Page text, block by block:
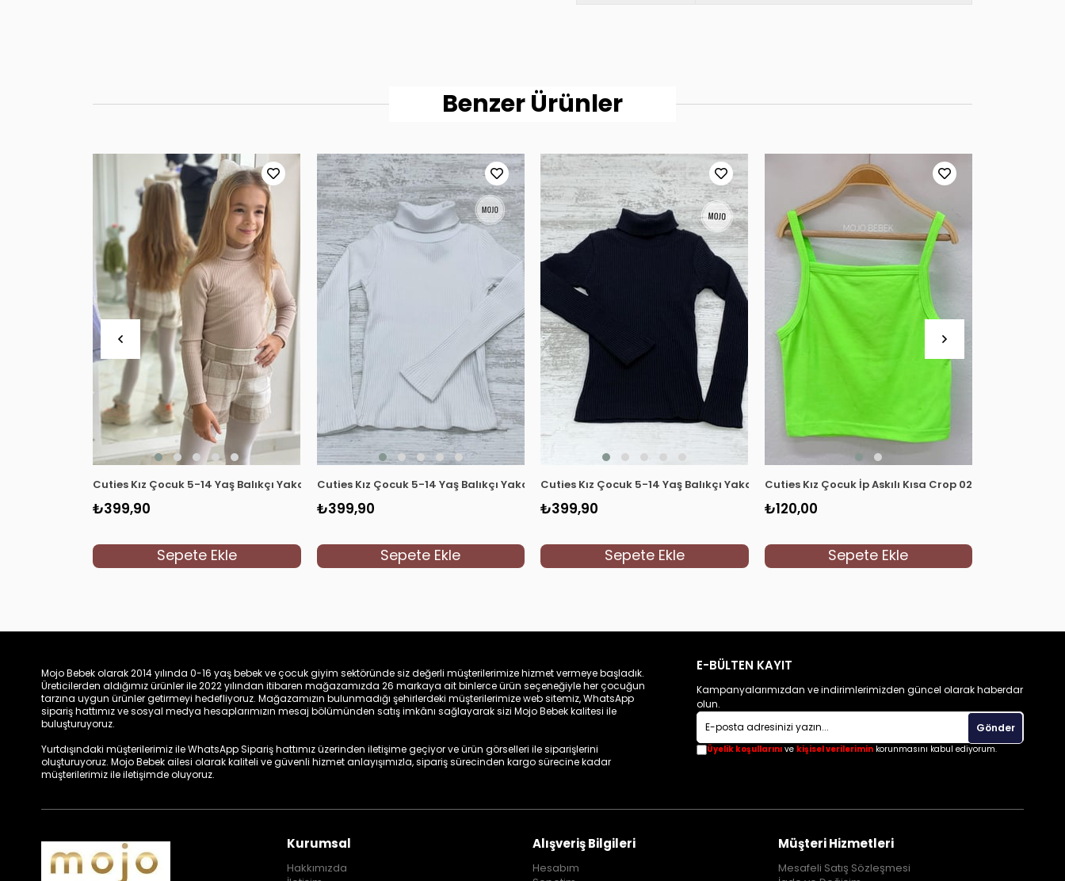
Benzer Ürünler
Cuties Kız Çocuk 5-14 Yaş Balıkçı Yaka Kaşkorse Body 3098 Taş Rengi
₺399,90
Sepete Ekle
Cuties Kız Çocuk 5-14 Yaş Balıkçı Yaka Kaşkorse Body 3098 Beyaz
₺399,90
Sepete Ekle
Cuties Kız Çocuk 5-14 Yaş Balıkçı Yaka Kaşkorse Body 3098 Siyah
₺399,90
Sepete Ekle
Cuties Kız Çocuk İp Askılı Kısa Crop 02075 Yeşil
₺120,00
Sepete Ekle
Mojo Bebek olarak 2014 yılında 0-16 yaş bebek ve çocuk giyim sektöründe siz değerli müşterilerimize hizmet vermeye başladık.
Üreticilerden aldığımız ürünler ile 2022 yılından itibaren mağazamızda 26 markaya ait binlerce ürün seçeneğiyle her çocuğun
tarzına uygun ürünler getirmeyi hedefliyoruz. Mağazamızın bulunmadığı şehirlerdeki müşterilerimize web sitemiz, WhatsApp
sipariş hattımız ve sosyal medya hesaplarımızın mesaj bölümünden satış imkânı sağlayarak sizi Mojo Bebek kalitesi ile
buluşturuyoruz.
Yurtdışındaki müşterilerimiz ile WhatsApp Sipariş hattımız üzerinden iletişime geçiyor ve ürün görselleri ile siparişlerini
oluşturuyoruz. Mojo Bebek ailesi olarak kaliteli ve güvenli hizmet anlayışımızla, sipariş sürecinden kargo sürecine kadar
müşterilerimiz ile iletişimde oluyoruz.
E-BÜLTEN KAYIT
Kampanyalarımızdan ve indirimlerimizden güncel olarak haberdar
olun.
Gönder
Üyelik koşullarınıve kişisel verileriminkorunmasını kabul ediyorum.
Kurumsal
Hakkımızda
Alışveriş Bilgileri
Hesabım
Müşteri Hizmetleri
Mesafeli Satış Sözleşmesi